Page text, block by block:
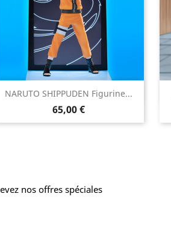
NARUTO SHIPPUDEN Figurine...
Prix
65,00 €
Aperçu rapide
nos offres spéciales